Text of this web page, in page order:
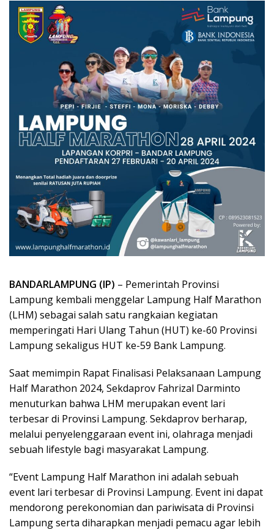
BANDARLAMPUNG (IP) – Pemerintah Provinsi
Lampung kembali menggelar Lampung Half Marathon
(LHM) sebagai salah satu rangkaian kegiatan
memperingati Hari Ulang Tahun (HUT) ke-60 Provinsi
Lampung sekaligus HUT ke-59 Bank Lampung.
Saat memimpin Rapat Finalisasi Pelaksanaan Lampung
Half Marathon 2024, Sekdaprov Fahrizal Darminto
menuturkan bahwa LHM merupakan event lari
terbesar di Provinsi Lampung. Sekdaprov berharap,
melalui penyelenggaraan event ini, olahraga menjadi
sebuah lifestyle bagi masyarakat Lampung.
“Event Lampung Half Marathon ini adalah sebuah
event lari terbesar di Provinsi Lampung. Event ini dapat
mendorong perekonomian dan pariwisata di Provinsi
Lampung serta diharapkan menjadi pemacu agar lebih